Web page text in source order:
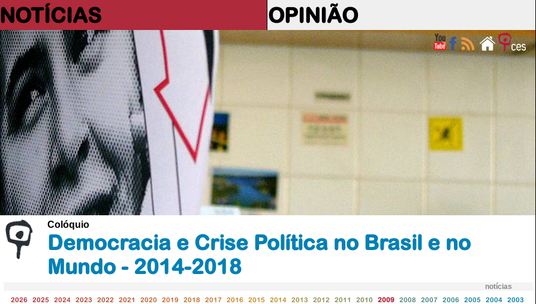
NOTÍCIAS OPINIÃO
Colóquio
Democracia e Crise Política no Brasil e no
Mundo - 2014-2018
notícias
2026 2025 2024 2023 2022 2021 2020 2019 2018 2017 2016 2015 2014 2013 2012 2011 2010 2009 2008 2007 2006 2005 2004 2003